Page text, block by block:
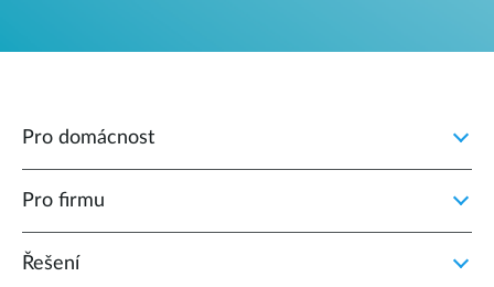
Pro domácnost
Pro firmu
Řešení